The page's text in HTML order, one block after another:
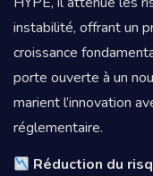
instabilité, offrant un
croissance
porte ouverte à un
marient l’innovation
réglementaire.
Réduction du